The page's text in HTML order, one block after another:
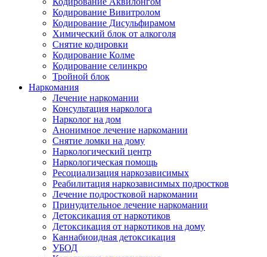
Кодирование Вивитролом
Кодирование Дисульфирамом
Химический блок от алкоголя
Снятие кодировки
Кодирование Колме
Кодирование селинкро
Тройной блок
Наркомания
Лечение наркомании
Консультация нарколога
Нарколог на дом
Анонимное лечение наркомании
Снятие ломки на дому
Наркологический центр
Наркологическая помощь
Ресоциализация наркозависимых
Реабилитация наркозависимых подростков
Лечение подростковой наркомании
Принудительное лечение наркомании
Детоксикация от наркотиков
Детоксикация от наркотиков на дому
Каннабиоидная детоксикация
УБОД